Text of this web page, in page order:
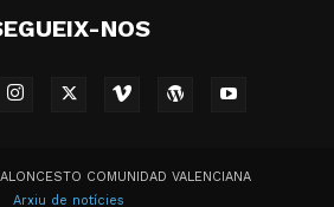
NOS
COMUNIDAD VALENCIANA
Arxiu de notícies